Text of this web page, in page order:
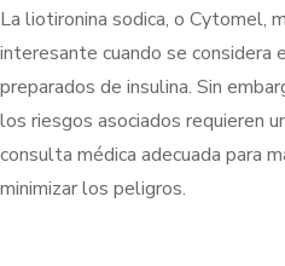
La liotironina sodica, o Cytomel,
interesante cuando se considera
preparados de insulina. Sin
los riesgos asociados requieren
consulta médica adecuada para
minimizar los peligros.